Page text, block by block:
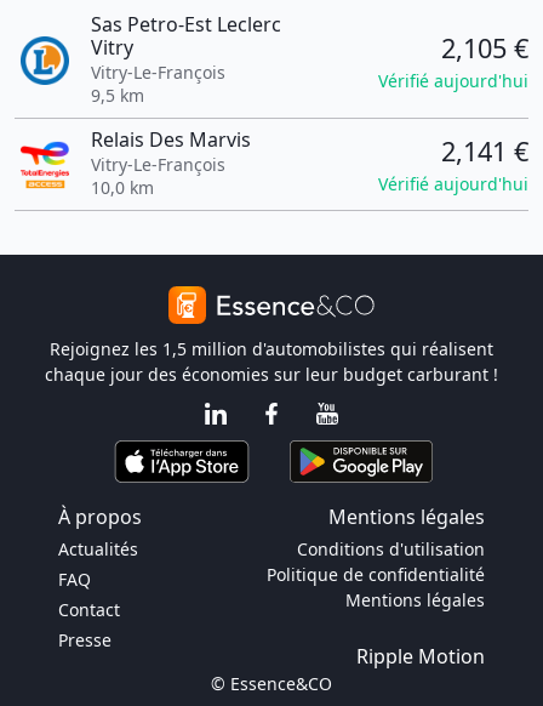
Sas Petro-Est Leclerc
Vitry
Vitry-Le-François
9,5 km
2,105 €
Vérifié aujourd'hui
Relais Des Marvis
Vitry-Le-François
10,0 km
2,141 €
Vérifié aujourd'hui
Rejoignez les 1,5 million d'automobilistes qui réalisent
chaque jour des économies sur leur budget carburant !
À propos Mentions légales
Actualités
FAQ
Contact
Presse
Conditions d'utilisation
Politique de confidentialité
Mentions légales
Ripple Motion
© Essence&CO